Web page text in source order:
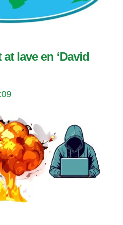
lave en ‘David